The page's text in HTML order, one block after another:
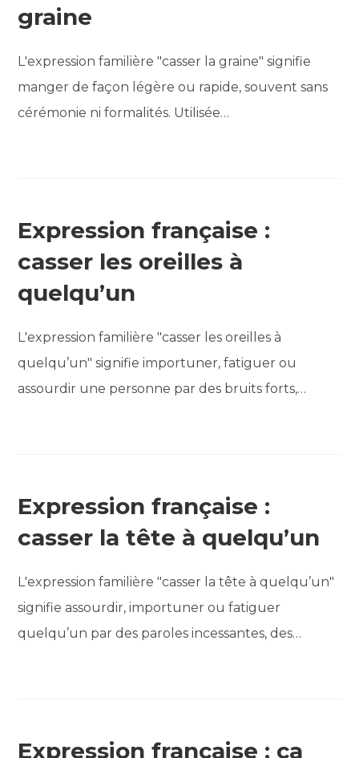
graine
L'expression familière "casser la graine" signifie
manger de façon légère ou rapide, souvent sans
cérémonie ni formalités. Utilisée…
Expression française :
casser les oreilles à
quelqu’un
L'expression familière "casser les oreilles à
quelqu’un" signifie importuner, fatiguer ou
assourdir une personne par des bruits forts,…
Expression française :
casser la tête à quelqu’un
L'expression familière "casser la tête à quelqu’un"
signifie assourdir, importuner ou fatiguer
quelqu’un par des paroles incessantes, des…
Expression française : ça